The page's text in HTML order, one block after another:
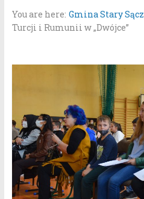
Gminy
Stary
You are here: Gmina Stary Sącz
Turcji i Rumunii w „Dwójce”